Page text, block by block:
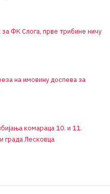
за ФК Слога, прве трибине ничу
на имовину доспева за
комараца 10. и 11.
града Лесковца